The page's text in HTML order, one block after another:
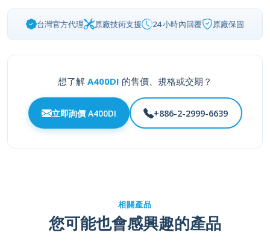
台灣官方代理 原廠技術支援 24 小時內回覆 原廠保固
想了解 A400DI 的售價、規格或交期？
立即詢價 A400DI +886-2-2999-6639
相關產品
您可能也會感興趣的產品